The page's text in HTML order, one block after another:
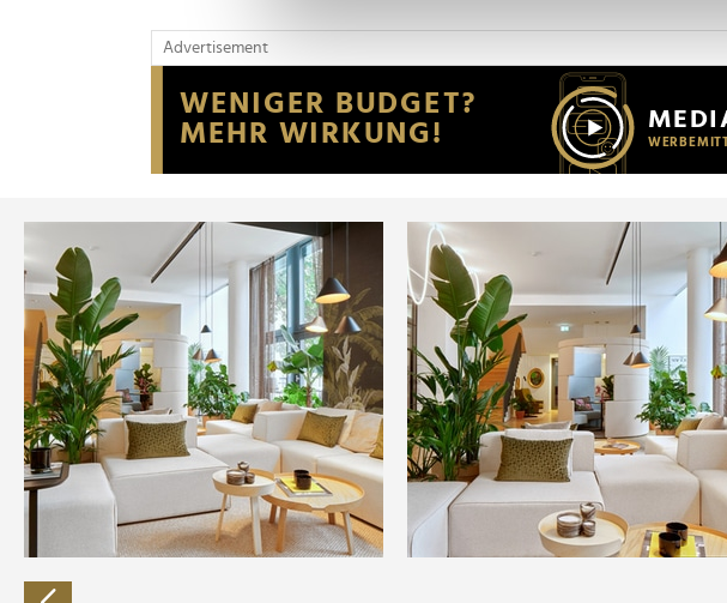
Wir verwenden Cookies, um Inhalte und Anzeigen
Website an unsere Partner für soziale Medien,
möglicherweise mit weiteren Daten zusammen, die
der Dienste gesammelt haben.
Advertisement